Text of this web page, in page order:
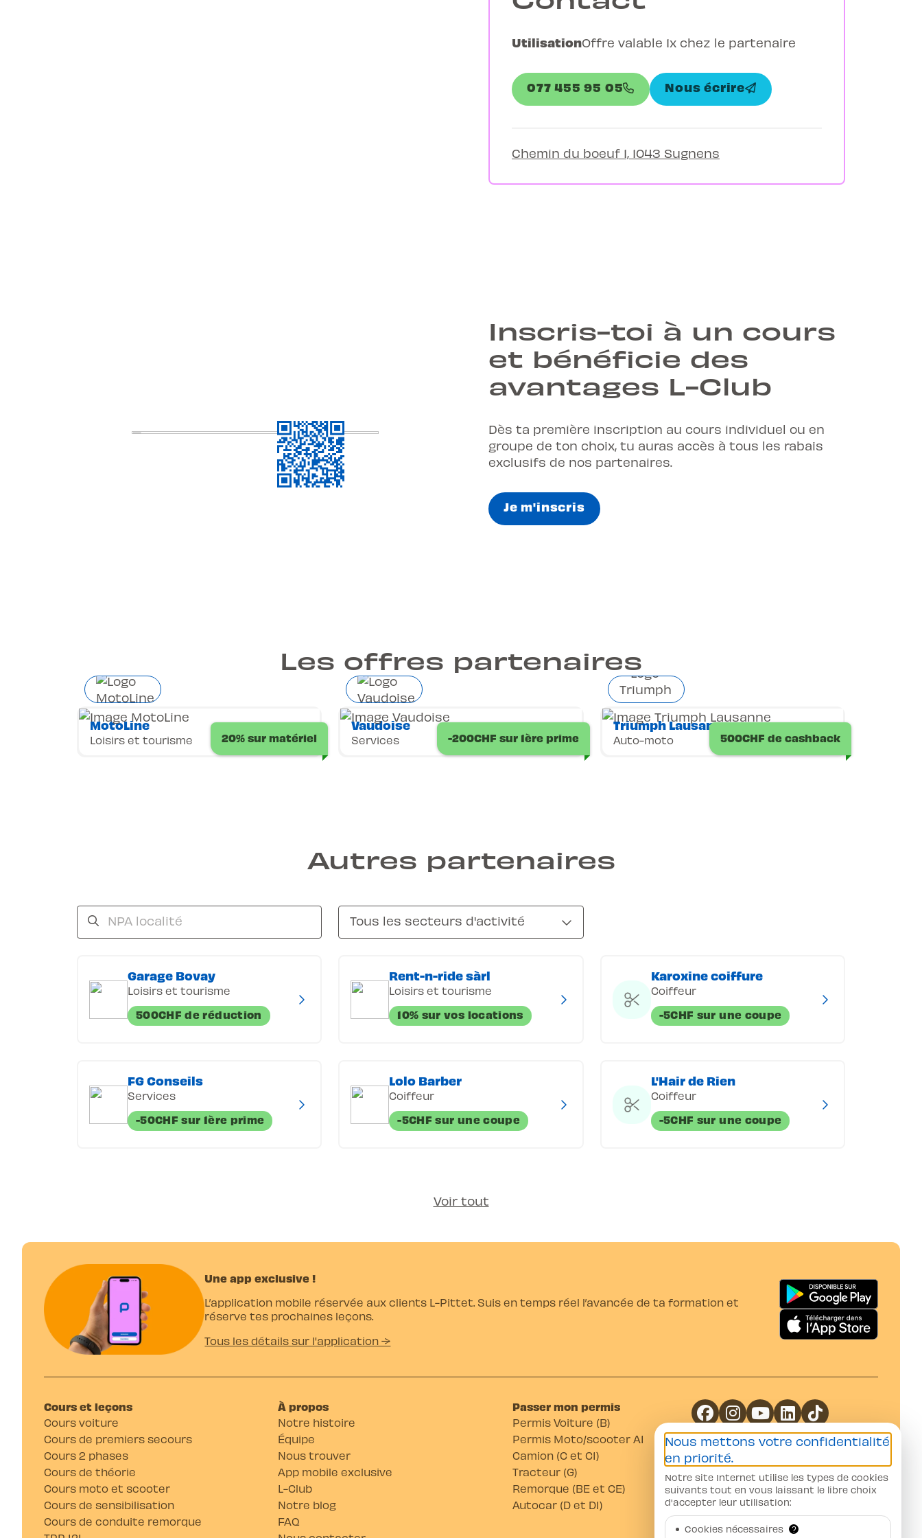
UtilisationOffre valable 1x chez le partenaire
077 455 95 05 Nous écrire
Chemin du boeuf 1, 1043 Sugnens
Inscris-toi à un cours
et bénéficie des
avantages L-Club
Dès ta première inscription au cours individuel ou en
groupe de ton choix, tu auras accès à tous les rabais
exclusifs de nos partenaires.
Je m'inscris
Les offres partenaires
20% sur matériel
MotoLine
Loisirs et tourisme -200CHF sur 1ère prime
Vaudoise
Services 500CHF de cashback
Triumph Lausanne
Auto-moto
Autres partenaires
Tous les secteurs d'activité
Garage Bovay
Loisirs et tourisme
500CHF de réduction
Rent-n-ride sàrl
Loisirs et tourisme
10% sur vos locations
Karoxine coiffure
Coiffeur
-5CHF sur une coupe
FG Conseils
Services
-50CHF sur 1ère prime
Lolo Barber
Coiffeur
-5CHF sur une coupe
L'Hair de Rien
Coiffeur
-5CHF sur une coupe
Voir tout
Une app exclusive !
L’application mobile réservée aux clients L-Pittet. Suis en temps réel l’avancée de ta formation et
réserve tes prochaines leçons.
Tous les détails sur l'application →
Cours et leçons
Cours voiture
Cours de premiers secours
Cours 2 phases
Cours de théorie
Cours moto et scooter
Cours de sensibilisation
Cours de conduite remorque
À propos
Notre histoire
Équipe
Nous trouver
App mobile exclusive
L-Club
Notre blog
FAQ
Passer mon permis
Permis Voiture (B)
Permis Moto/scooter A1
Camion (C et C1)
Tracteur (G)
Remorque (BE et CE)
Autocar (D et D1)
Coordonnées bancaires
Banque Raiffeisen Gros-de-Vaud
CH07 8080 8002 0751 5376 4
Auto-Moto-Ecole Pittet SA
Av. Juste-Olivier 23 1006 Lausanne
Nous mettons votre confidentialité
en priorité.
Notre site Internet utilise les types de cookies
suivants tout en vous laissant le libre choix
d'accepter leur utilisation:
Cookies nécessaires ?